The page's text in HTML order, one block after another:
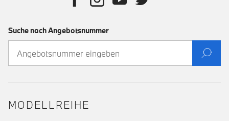
Suche nach Angebotsnummer
MODELLREIHE